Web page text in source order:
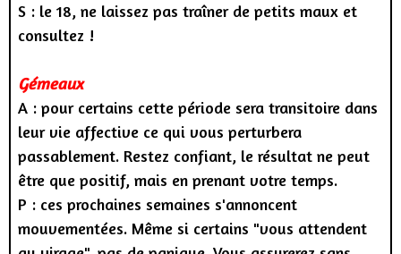
S : le 18, ne laissez pas traîner de petits maux et
consultez !
Gémeaux
A : pour certains cette période sera transitoire dans
leur vie affective ce qui vous perturbera
passablement. Restez confiant, le résultat ne peut
être que positif, mais en prenant votre temps.
P : ces prochaines semaines s'annoncent
mouvementées. Même si certains "vous attendent